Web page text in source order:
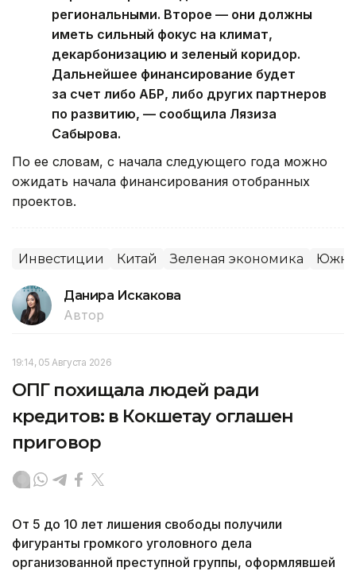
региональными. Второе — они должны
иметь сильный фокус на климат,
декарбонизацию и зеленый коридор.
Дальнейшее финансирование будет
за счет либо АБР, либо других партнеров
по развитию, — сообщила Лязиза
Сабырова.
По ее словам, с начала следующего года можно
ожидать начала финансирования отобранных
проектов.
Инвестиции Китай Зеленая экономика
Данира Искакова
Автор
19:14, 05 Августа 2026
ОПГ похищала людей ради
кредитов: в Кокшетау оглашен
приговор
От 5 до 10 лет лишения свободы получили
фигуранты громкого уголовного дела
организованной преступной группы, оформлявшей